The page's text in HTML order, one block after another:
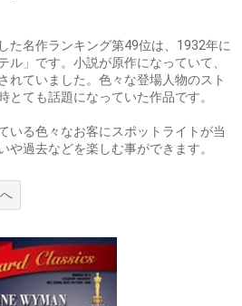
た名作ランキング第49位は、1932年に
ル」です。小説が原作になっていて、
れていました。色々な登場人物のスト
とても話題になっていた作品です。
いる色々なお客にスポットライトが当
や過去などを楽しむ事ができます。